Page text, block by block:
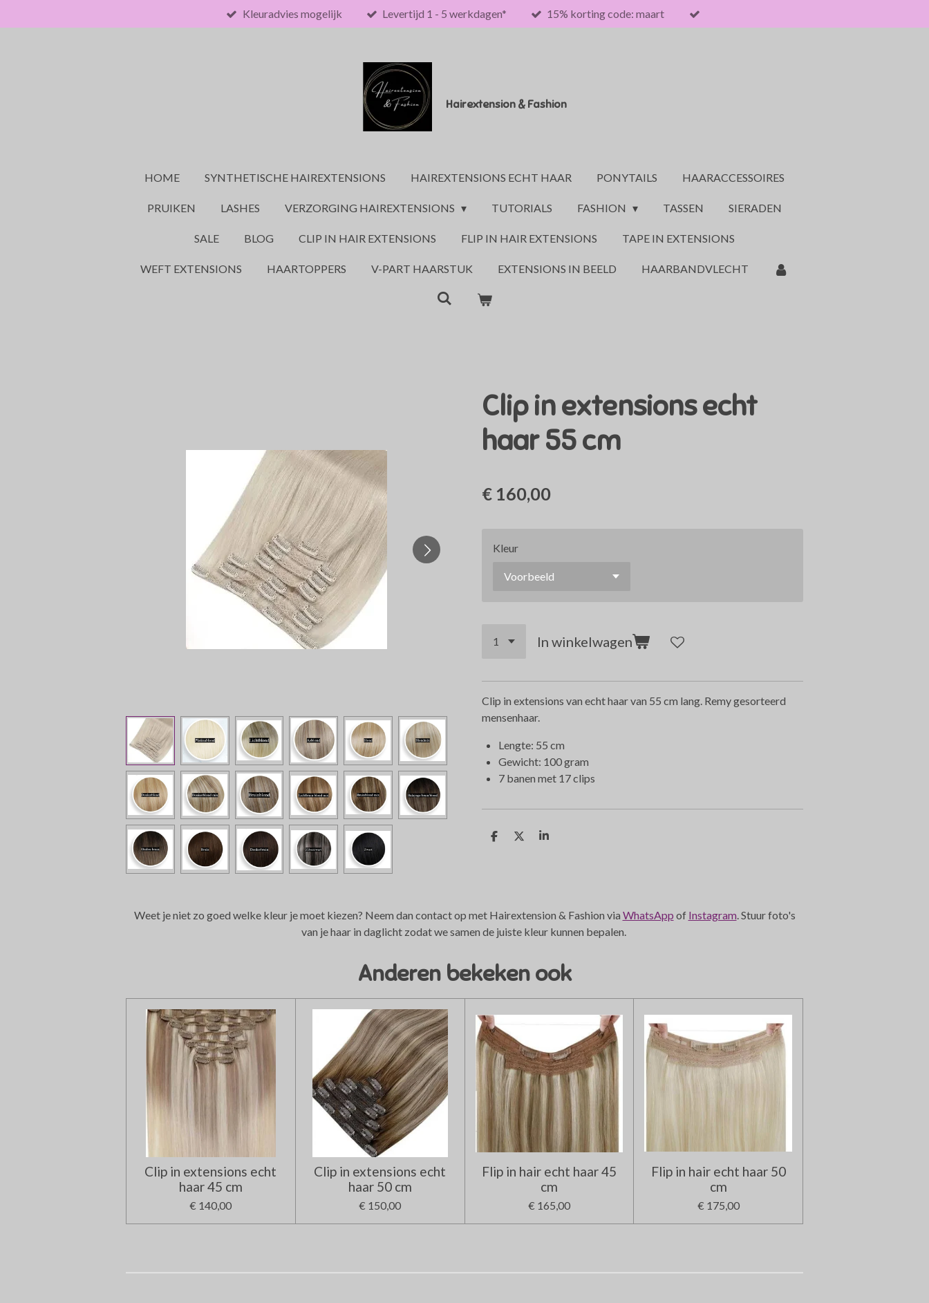
direct
Kleuradvies mogelijk Levertijd 1 - 5 werkdagen* 15% korting code: maart
Hairextension & Fashion
HOME SYNTHETISCHE HAIREXTENSIONS HAIREXTENSIONS ECHT HAAR PONYTAILS HAARACCESSOIRES
PRUIKEN LASHES VERZORGING HAIREXTENSIONS TUTORIALS FASHION TASSEN SIERADEN
SALE BLOG CLIP IN HAIR EXTENSIONS FLIP IN HAIR EXTENSIONS TAPE IN EXTENSIONS
WEFT EXTENSIONS HAARTOPPERS V-PART HAARSTUK EXTENSIONS IN BEELD HAARBANDVLECHT
Clip in extensions echt
haar 55 cm
€ 160,00
Kleur
In winkelwagen
Clip in extensions van echt haar van 55 cm lang. Remy gesorteerd
mensenhaar.
Lengte: 55 cm
Gewicht: 100 gram
7 banen met 17 clips
D
D
S
Weet je niet zo goed welke kleur je moet kiezen? Neem dan contact op met Hairextension & Fashion via WhatsApp of Instagram. Stuur foto's
van je haar in daglicht zodat we samen de juiste kleur kunnen bepalen.
Anderen bekeken ook
Clip in extensions echt
haar 45 cm
€ 140,00
Clip in extensions echt
haar 50 cm
€ 150,00
Flip in hair echt haar 45
cm
€ 165,00
Flip in hair echt haar 50
cm
€ 175,00